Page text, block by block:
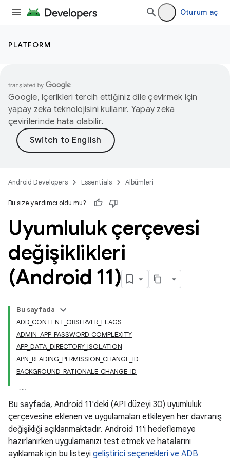
Oturum aç
PLATFORM
Google, içerikleri tercih ettiğiniz dile çevirmek için
yapay zeka teknolojisini kullanır. Yapay zeka
çevirilerinde hata olabilir.
Android Developers Essentials Albümleri
Bu size yardımcı oldu mu?
Uyumluluk çerçevesi
değişiklikleri
(Android 11)
Bu sayfada
ADD_CONTENT_OBSERVER_FLAGS
ADMIN_APP_PASSWORD_COMPLEXITY
APP_DATA_DIRECTORY_ISOLATION
APN_READING_PERMISSION_CHANGE_ID
BACKGROUND_RATIONALE_CHANGE_ID
Bu sayfada, Android 11'deki (API düzeyi 30) uyumluluk
çerçevesine eklenen ve uygulamaları etkileyen her davranış
değişikliği açıklanmaktadır. Android 11'i hedeflemeye
hazırlanırken uygulamanızı test etmek ve hatalarını
ayıklamak için bu listeyi geliştirici seçenekleri ve ADB